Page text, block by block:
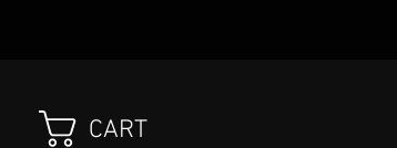
CART